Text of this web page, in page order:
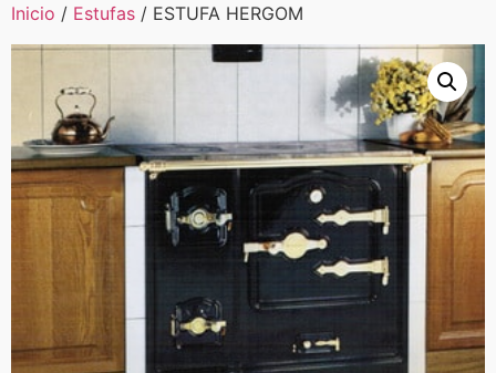
Inicio / Estufas / ESTUFA HERGOM